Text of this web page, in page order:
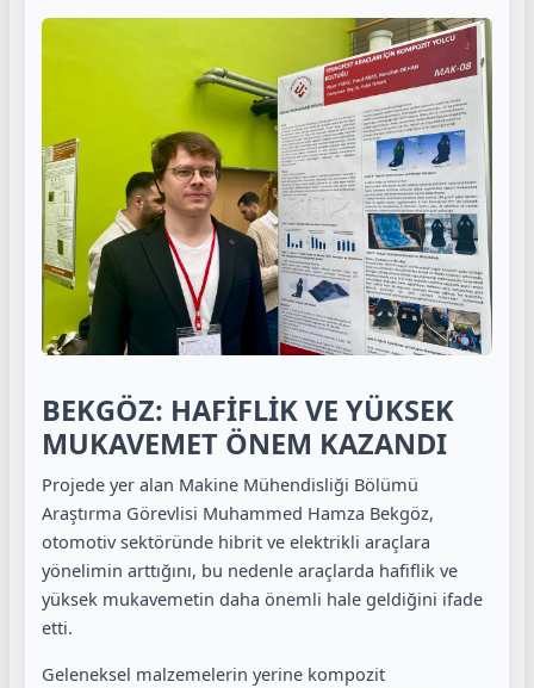
BEKGÖZ: HAFİFLİK VE YÜKSEK
MUKAVEMET ÖNEM KAZANDI
Projede yer alan Makine Mühendisliği Bölümü
Araştırma Görevlisi Muhammed Hamza Bekgöz,
otomotiv sektöründe hibrit ve elektrikli araçlara
yönelimin arttığını, bu nedenle araçlarda hafiflik ve
yüksek mukavemetin daha önemli hale geldiğini ifade
etti.
Geleneksel malzemelerin yerine kompozit